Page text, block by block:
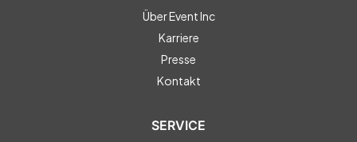
Über Event Inc
Karriere
Presse
Kontakt
SERVICE